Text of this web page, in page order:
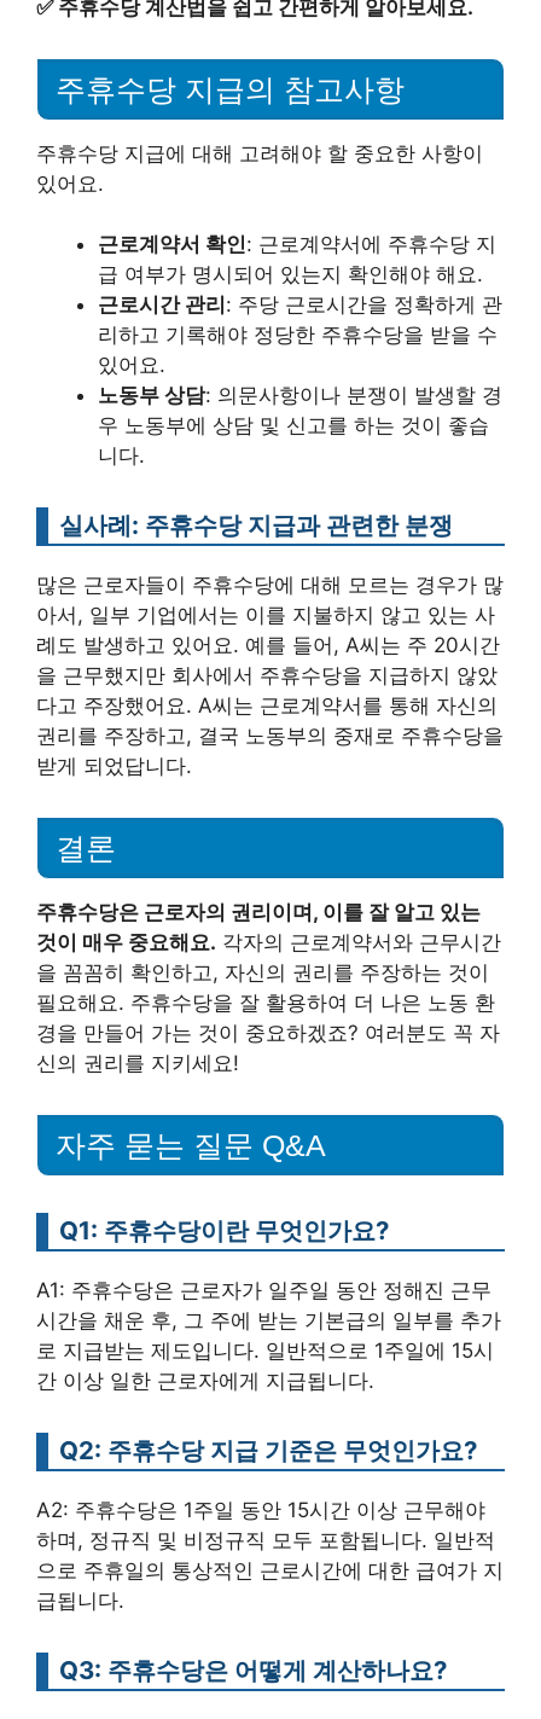
✅ 주휴수당 계산법을 쉽고 간편하게 알아보세요.
주휴수당 지급의 참고사항
주휴수당 지급에 대해 고려해야 할 중요한 사항이
있어요.
근로계약서 확인: 근로계약서에 주휴수당 지
급 여부가 명시되어 있는지 확인해야 해요.
근로시간 관리 : 주당 근로시간을 정확하게 관
리하고 기록해야 정당한 주휴수당을 받을 수
있어요.
노동부 상담: 의문사항이나 분쟁이 발생할 경
우 노동부에 상담 및 신고를 하는 것이 좋습
니다.
실사례: 주휴수당 지급과 관련한 분쟁
많은 근로자들이 주휴수당에 대해 모르는 경우가 많
아서, 일부 기업에서는 이를 지불하지 않고 있는 사
례도 발생하고 있어요. 예를 들어, A씨는 주 20시간
을 근무했지만 회사에서 주휴수당을 지급하지 않았
다고 주장했어요. A씨는 근로계약서를 통해 자신의
권리를 주장하고, 결국 노동부의 중재로 주휴수당을
받게 되었답니다.
결론
주휴수당은 근로자의 권리이며, 이를 잘 알고 있는
것이 매우 중요해요. 각자의 근로계약서와 근무시간
을 꼼꼼히 확인하고, 자신의 권리를 주장하는 것이
필요해요. 주휴수당을 잘 활용하여 더 나은 노동 환
경을 만들어 가는 것이 중요하겠죠? 여러분도 꼭 자
신의 권리를 지키세요!
자주 묻는 질문 Q&A
Q1: 주휴수당이란 무엇인가요?
A1: 주휴수당은 근로자가 일주일 동안 정해진 근무
시간을 채운 후, 그 주에 받는 기본급의 일부를 추가
로 지급받는 제도입니다. 일반적으로 1주일에 15시
간 이상 일한 근로자에게 지급됩니다.
Q2: 주휴수당 지급 기준은 무엇인가요?
A2: 주휴수당은 1주일 동안 15시간 이상 근무해야
하며, 정규직 및 비정규직 모두 포함됩니다. 일반적
으로 주휴일의 통상적인 근로시간에 대한 급여가 지
급됩니다.
Q3: 주휴수당은 어떻게 계산하나요?